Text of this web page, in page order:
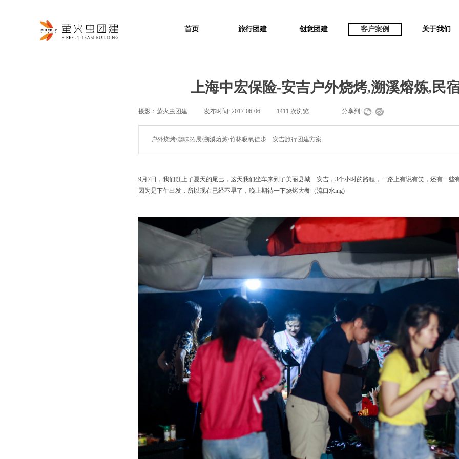
首页 旅行团建 创意团建 客户案例 关于我们
上海中宏保险-安吉户外烧烤,溯溪熔炼,民
摄影： 萤火虫团建 发布时间: 2017-06-06 1411 次浏览 分享到:
户外烧烤/趣味拓展/溯溪熔炼/竹林吸氧徒步—安吉旅行团建方案
9月7日，我们赶上了夏天的尾巴，这天我们坐车来到了美丽县城—安吉，3个小时的路程，一路上有说有笑，还有一些
因为是下午出发，所以现在已经不早了，晚上期待一下烧烤大餐（流口水ing)